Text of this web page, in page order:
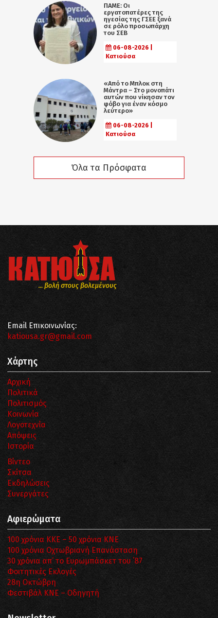
ΠΑΜΕ: Οι
εργατοπατέρες της
ηγεσίας της ΓΣΕΕ ξανά
σε ρόλο προσωπάρχη
του ΣΕΒ
06-08-2026 |
Κατιούσα
«Από το Μπλοκ στη
Μάντρα – Στο μονοπάτι
αυτών που νίκησαν τον
φόβο για έναν κόσμο
λεύτερο»
06-08-2026 |
Κατιούσα
Όλα τα Πρόσφατα
... βολή στους βολεμένους
Email Επικοινωνίας:
katiousa.gr@gmail.com
Χάρτης
Αρχική
Πολιτικά
Πολιτισμός
Κοινωνία
Λογοτεχνία
Απόψεις
Ιστορία
Βίντεο
Σκίτσα
Εκδηλώσεις
Συνεργάτες
Αφιερώματα
100 χρόνια ΚΚΕ – 50 χρόνια ΚΝΕ
100 χρόνια Οχτωβριανή Επανάσταση
30 χρόνια απ’ το Ευρωμπάσκετ του ΄87
Φοιτητικές Εκλογές
28η Οκτώβρη
Φεστιβάλ ΚΝΕ – Οδηγητή